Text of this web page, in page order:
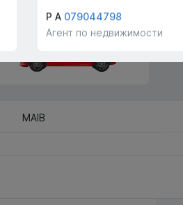
MAIB
Р А 079044798
Агент по недвижимости